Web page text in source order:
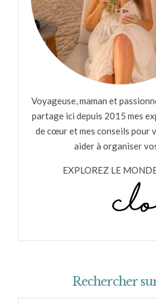
Voyageuse, maman et
partage ici depuis 2015 mes
de cœur et mes conseils pour
aider à organiser
EXPLOREZ LE
Rechercher